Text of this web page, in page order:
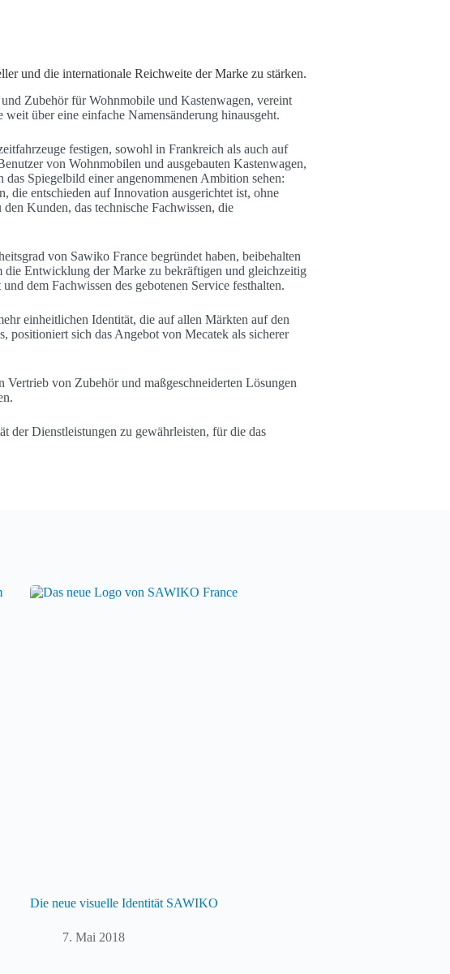
und die internationale Reichweite der Marke zu stärken.
Zubehör für Wohnmobile und Kastenwagen, vereint
über eine einfache Namensänderung hinausgeht.
festigen, sowohl in Frankreich als auch auf
von Wohnmobilen und ausgebauten Kastenwagen,
Spiegelbild einer angenommenen Ambition sehen:
die entschieden auf Innovation ausgerichtet ist, ohne
Kunden, das technische Fachwissen, die
von Sawiko France begründet haben, beibehalten
Entwicklung der Marke zu bekräftigen und gleichzeitig
dem Fachwissen des gebotenen Service festhalten.
einheitlichen Identität, die auf allen Märkten auf den
positioniert sich das Angebot von Mecatek als sicherer
von Zubehör und maßgeschneiderten Lösungen
der Dienstleistungen zu gewährleisten, für die das
Die neue visuelle Identität SAWIKO
7. Mai 2018